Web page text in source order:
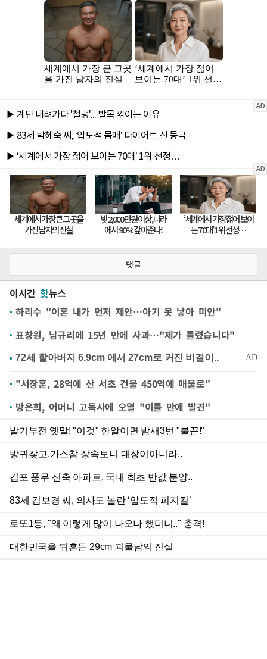
댓글
이시간 핫뉴스
하리수 "이혼 내가 먼저 제안…아기 못 낳아 미안"
표창원, 남규리에 15년 만에 사과…"제가 틀렸습니다"
"서장훈, 28억에 산 서초 건물 450억에 매물로"
방은희, 어머니 고독사에 오열 "이틀 만에 발견"